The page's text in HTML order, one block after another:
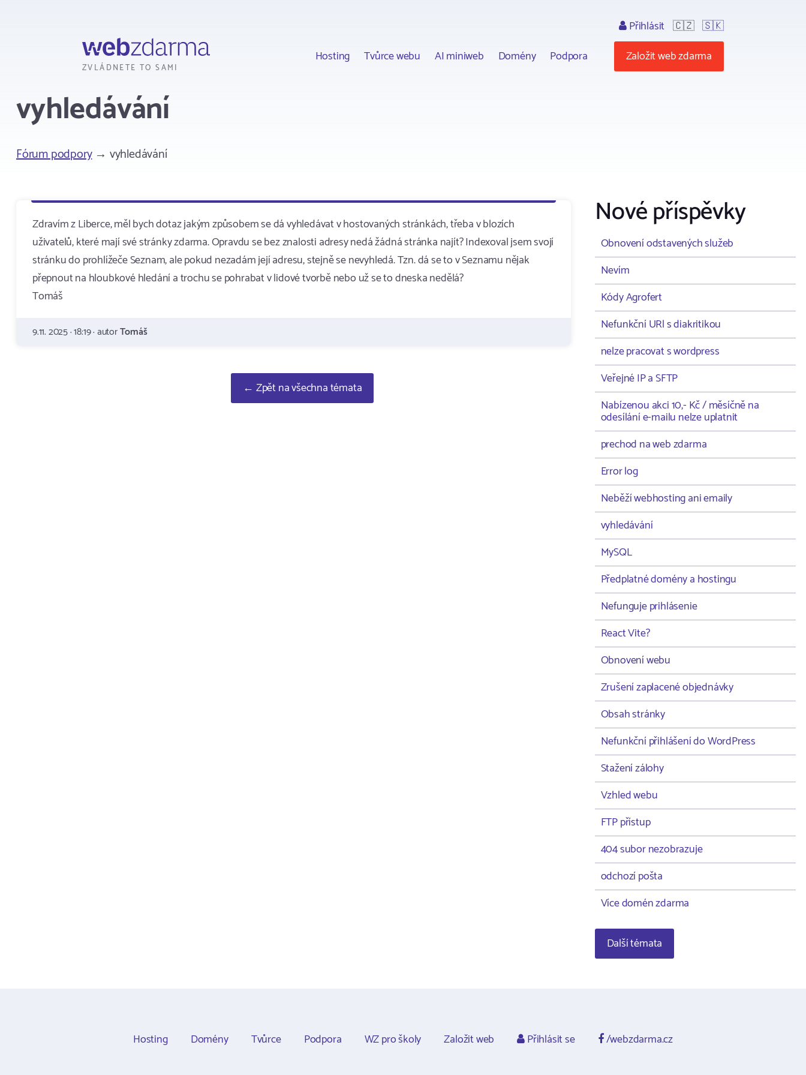
ZVLÁDNETE TO SAMI
Hosting Tvůrce webu AI miniweb Domény Podpora
Přihlásit 🇨🇿 🇸🇰
Založit web zdarma
vyhledávání
Fórum podpory→ vyhledávání
Zdravím z Liberce, měl bych dotaz jakým způsobem se dá vyhledávat v hostovaných stránkách, třeba v blozích
uživatelů, které mají své stránky zdarma. Opravdu se bez znalosti adresy nedá žádná stránka najít? Indexoval jsem svojí
stránku do prohlížeče Seznam, ale pokud nezadám její adresu, stejně se nevyhledá. Tzn. dá se to v Seznamu nějak
přepnout na hloubkové hledání a trochu se pohrabat v lidové tvorbě nebo už se to dneska nedělá?
Tomáš
9.11. 2025 · 18:19 · autorTomáš
← Zpět na všechna témata
Nové příspěvky
Obnovení odstavených služeb
Nevím
Kódy Agrofert
Nefunkční URl s diakritikou
nelze pracovat s wordpress
Veřejné IP a SFTP
Nabízenou akci 10,- Kč / měsíčně na
odesílání e-mailu nelze uplatnit
prechod na web zdarma
Error log
Neběží webhosting ani emaily
vyhledávání
MySQL
Předplatné domény a hostingu
Nefunguje prihlásenie
React Vite?
Obnovení webu
Zrušení zaplacené objednávky
Obsah stránky
Nefunkční přihlášení do WordPress
Stažení zálohy
Vzhled webu
FTP přístup
404 subor nezobrazuje
odchozí pošta
Více domén zdarma
Další témata
Hosting Domény Tvůrce Podpora WZ pro školy Založit web Přihlásit se /webzdarma.cz